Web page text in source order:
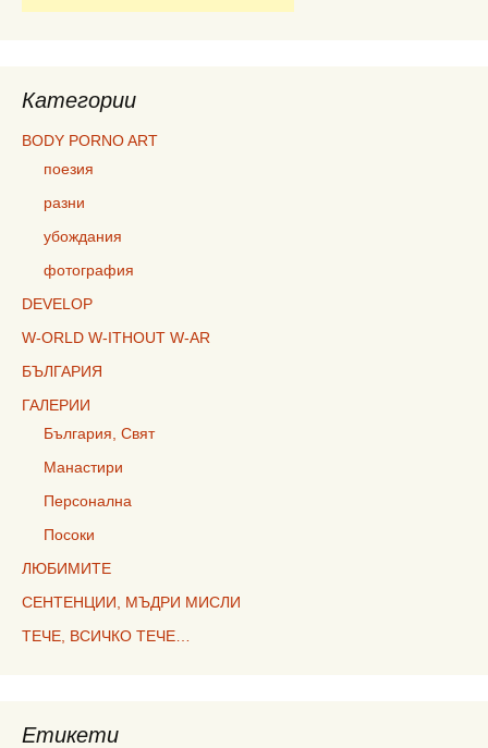
Категории
BODY PORNO ART
поезия
разни
убождания
фотография
DEVELOP
W-ORLD W-ITHOUT W-AR
БЪЛГАРИЯ
ГАЛЕРИИ
България, Свят
Манастири
Персонална
Посоки
ЛЮБИМИТЕ
СЕНТЕНЦИИ, МЪДРИ МИСЛИ
ТЕЧЕ, ВСИЧКО ТЕЧЕ…
Етикети